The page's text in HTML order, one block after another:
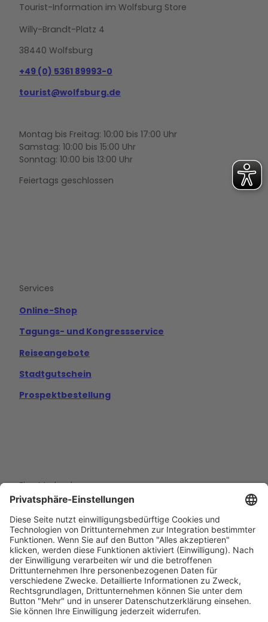
Tourist-Information im Wolfsburg Store
Willy-Brandt-Platz 4
38440 Wolfsburg
+49 (0) 5361 89993-0
tourist@wolfsburg.de
Montag bis Freitag: 10:00 bis 17:00 Uhr
Samstag: 10:00 bis 15:00 Uhr
Sonntag: 10:00 bis 13:00 Uhr
Feiertags geschlossen
o e
m
Services
Online-Shop
Tagungs- und Kongressservice
Reiseangebote
Stadtgutschein
Prospektbestellung
Eine Marke der
Wolfsburg Wirtschaft und Marketing GmbH
Porschestraße 26
38440 Wolfsburg
+49 5361 89994-0
info@wmg-wolfsburg.de